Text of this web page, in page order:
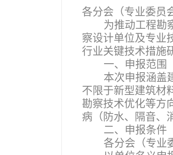
各分会（专业委员
为推动工程勘
察设计单位及专业
行业关键技术措施
一、申报范围
本次申报涵盖
不限于新型建筑材
勘察技术优化等方
病（防水、隔音、
二、申报条件
各分会（专业